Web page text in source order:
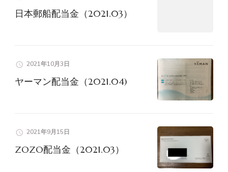
シ
ン
日本郵船配当金（2021.03）
2021年10月3日
ヤーマン配当金（2021.04)
2021年9月15日
ZOZO配当金（2021.03）